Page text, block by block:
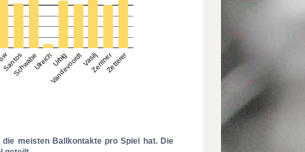
meisten Ballkontakte pro Spiel hat. Die